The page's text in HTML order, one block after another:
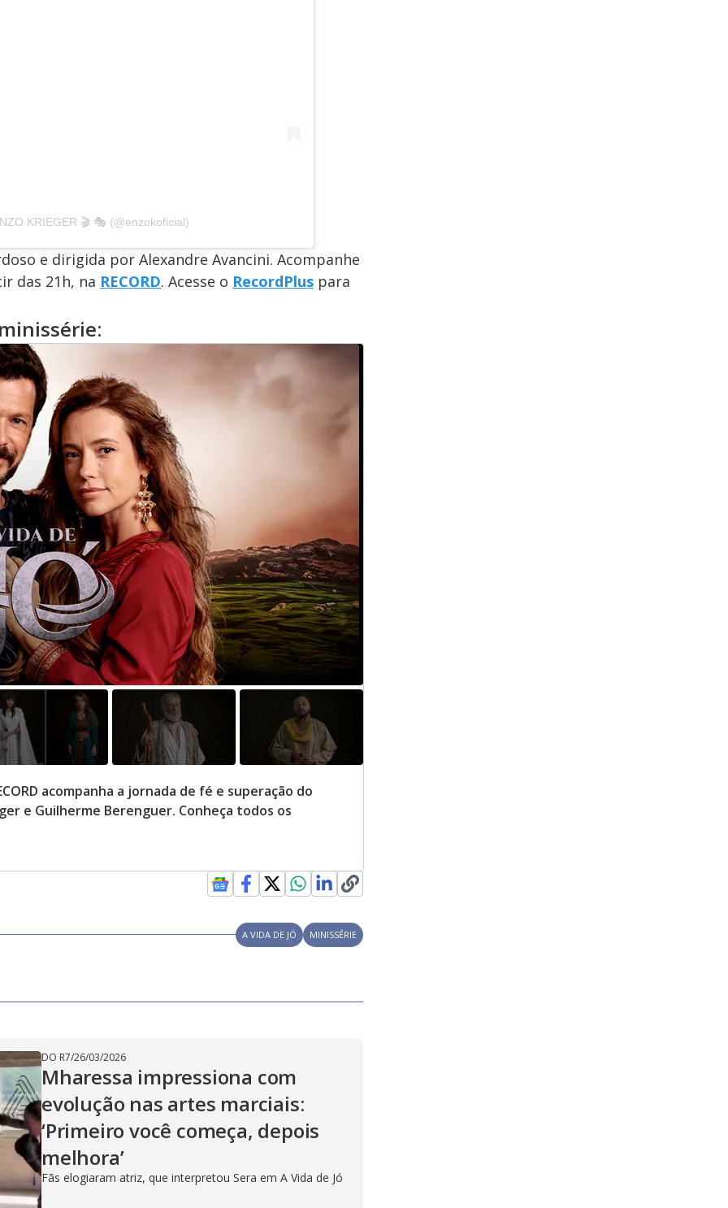
KRIEGER 🎬 🎭 (@enzokoficial)
e dirigida por Alexandre Avancini. Acompanhe
das 21h, na RECORD. Acesse o RecordPlus para
acompanha a jornada de fé e superação do
e Guilherme Berenguer. Conheça todos os
A VIDA DE JÓ MINISSÉRIE
DO R7/26/03/2026
Mharessa impressiona com
evolução nas artes marciais:
‘Primeiro você começa, depois
melhora’
Fãs elogiaram atriz, que interpretou Sera em A Vida de Jó